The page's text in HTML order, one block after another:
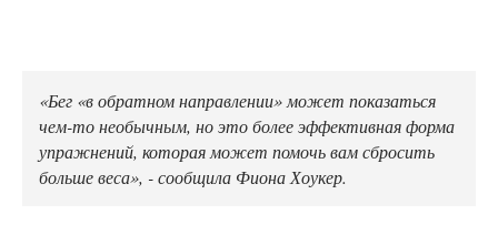
«Бег «в обратном направлении» может показаться
чем-то необычным, но это более эффективная форма
упражнений, которая может помочь вам сбросить
больше веса», - сообщила Фиона Хоукер.